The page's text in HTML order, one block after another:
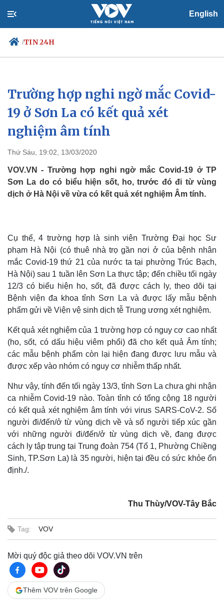
English
/TIN 24H
Chính trị
Đảng
Tổ chức nhân sự
Quốc hội
Nhận diện sự thật
Xã hội
Tin 24h
Dự báo thời tiết
Thế giới
Quan sát
Trường hợp nghi ngờ mắc Covid-
19 ở Sơn La có kết quả xét
nghiệm âm tính
Thứ Sáu, 19:02, 13/03/2020
VOV.VN - Trường hợp nghi ngờ mắc Covid-19 ở TP
Sơn La do có biểu hiện sốt, ho, trước đó đi từ vùng
dịch ở Hà Nội về vừa có kết quả xét nghiệm Âm tính.
Cụ thể, 4 trường hợp là sinh viên Trường Đại học Sư
phạm Hà Nội (có thuê nhà trọ gần nơi ở của bệnh nhân
mắc Covid-19 thứ 21 của nước ta tại phường Trúc Bạch,
Hà Nội) sau 1 tuần lên Sơn La thực tập; đến chiều tối ngày
12/3 có biểu hiện ho, sốt, đã được cách ly, theo dõi tại
Bệnh viện đa khoa tỉnh Sơn La và được lấy mẫu bệnh
phẩm gửi về Viện vệ sinh dịch tễ Trung ương xét nghiệm.
Kết quả xét nghiệm của 1 trường hợp có nguy cơ cao nhất
(ho, sốt, có dấu hiệu viêm phổi) đã cho kết quả Âm tính;
các mẫu bệnh phẩm còn lại hiện đang được lưu mẫu và
được xếp vào nhóm có nguy cơ nhiễm thấp nhất.
Như vậy, tính đến tối ngày 13/3, tỉnh Sơn La chưa ghi nhận
ca nhiễm Covid-19 nào. Toàn tỉnh có tổng cộng 18 người
có kết quả xét nghiệm âm tính với virus SARS-CoV-2. Số
người đi/đến/ở từ vùng dịch về và số người tiếp xúc gần
với những người đi/đến/ở từ vùng dịch về, đang được
cách ly tập trung tại Trung đoàn 754 (Tổ 1, Phường Chiềng
Sinh, TP.Sơn La) là 35 người, hiện tại đều có sức khỏe ổn
định./.
Thu Thùy/VOV-Tây Bắc
Tag: VOV
Mời quý độc giả theo dõi VOV.VN trên
Thêm VOV trên Google